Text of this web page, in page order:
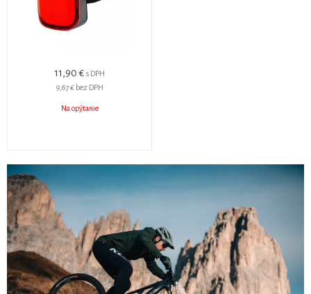
11,90 € s DPH
9,67 € bez DPH
Na opýtanie